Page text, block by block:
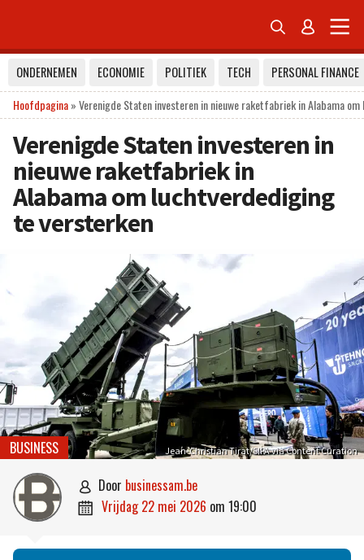
 
ONDERNEMEN ECONOMIE POLITIEK TECH
PERSONAL FINANCE
Hoofdpagina»Verenigde Staten investeren in nieuwe raketfabriek in Alabama
Verenigde Staten investeren in
nieuwe raketfabriek in
Alabama om luchtverdediging
te versterken
Jean-Christian Tirat/SIPA via Content Curation
BUSINESS
 door businessam.be
 vrijdag 22 mei 2026 om 19:00